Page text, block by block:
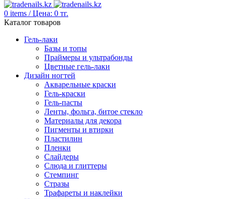
0 items / Цена: 0 тг.
Каталог товаров
Гель-лаки
Базы и топы
Праймеры и ультрабонды
Цветные гель-лаки
Дизайн ногтей
Акварельные краски
Гель-краски
Гель-пасты
Ленты, фольга, битое стекло
Материалы для декора
Пигменты и втирки
Пластилин
Пленки
Слайдеры
Слюда и глиттеры
Стемпинг
Стразы
Трафареты и наклейки